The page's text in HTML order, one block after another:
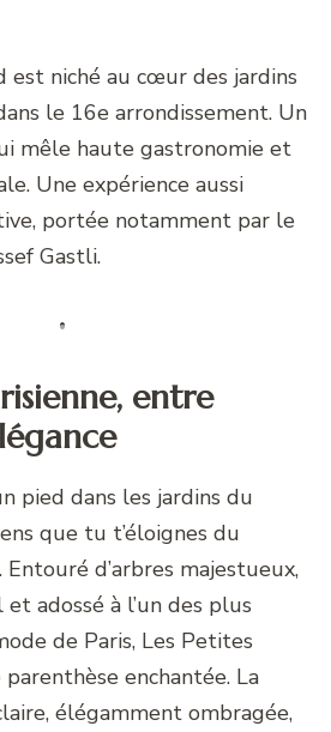
est niché au cœur des jardins
le 16e arrondissement. Un
mêle haute gastronomie et
Une expérience aussi
portée notamment par le
Gastli.
entre
pied dans les jardins du
que tu t’éloignes du
d’arbres majestueux,
adossé à l’un des plus
de Paris, Les Petites
parenthèse enchantée. La
élégamment ombragée,